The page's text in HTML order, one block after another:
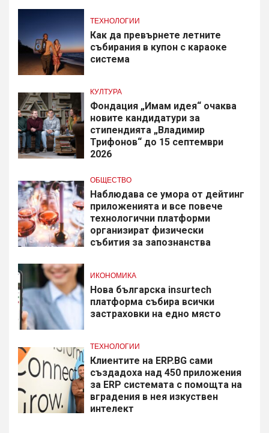
ТЕХНОЛОГИИ
Как да превърнете летните
събирания в купон с караоке
система
КУЛТУРА
Фондация „Имам идея“ очаква
новите кандидатури за
стипендията „Владимир
Трифонов“ до 15 септември
2026
ОБЩЕСТВО
Наблюдава се умора от дейтинг
приложенията и все повече
технологични платформи
организират физически
събития за запознанства
ИКОНОМИКА
Нова българска insurtech
платформа събира всички
застраховки на едно място
ТЕХНОЛОГИИ
Клиентите на ERP.BG сами
създадоха над 450 приложения
за ERP системата с помощта на
вградения в нея изкуствен
интелект